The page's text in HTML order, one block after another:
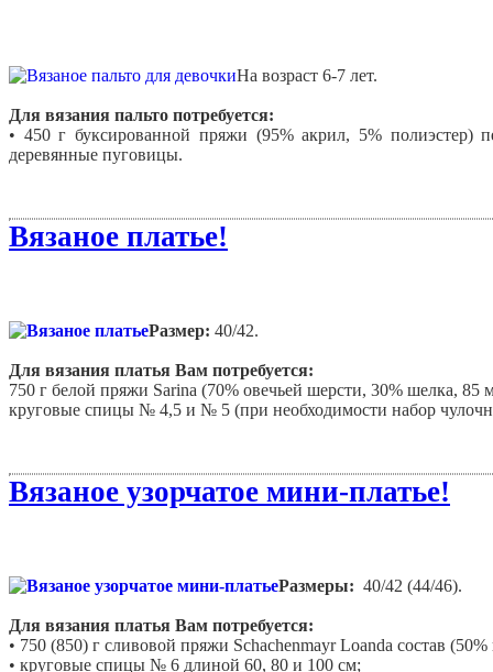
На возраст 6-7 лет.
Для вязания пальто потребуется:
• 450 г буксированной пряжи (95% акрил, 5%
деревянные пуговицы.
Вязаное платье!
Размер: 40/42.
Для вязания платья Вам потребуется:
750 г белой пряжи Sarina (70% овечьей шерсти, 30% шелка, 85
круговые спицы № 4,5 и № 5 (при необходимости набор
Вязаное узорчатое мини-платье!
Размеры: 40/42 (44/46).
Для вязания платья Вам потребуется:
• 750 (850) г сливовой пряжи Schachenmayr Loanda состав
• круговые спицы № 6 длиной 60, 80 и 100 см;